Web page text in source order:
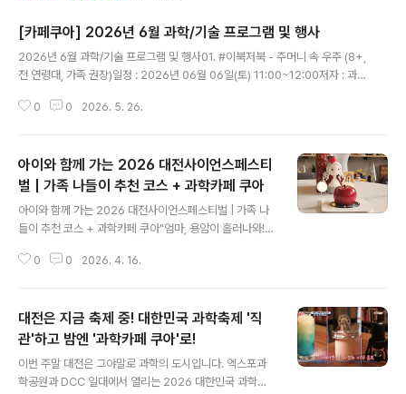
[카페쿠아] 2026년 6월 과학/기술 프로그램 및 행사
2026년 6월 과학/기술 프로그램 및 행사01. #이북저북 - 주머니 속 우주 (8+,
전 연령대, 가족 권장)일정 : 2026년 06월 06일(토) 11:00~12:00저자 : 과
기를 그림으로 쉽고 재미있게 들려주는 천문학자의 이야기비용 : 1인당 1만원신
: 2026년 06월 06일(토) 19:00~20:30-강사 : 이정원 (사)AI프렌즈 이사-
내용 : AI는 무엇을 하는가? 뇌가 세계를 이해하는 방식으로 부터, AGI, 의식을
가진 AI?, ..
0 0 2026. 5. 26.
아이와 함께 가는 2026 대전사이언스페스티
벌 | 가족 나들이 추천 코스 + 과학카페 쿠아
아이와 함께 가는 2026 대전사이언스페스티벌 | 가족 나
들이 추천 코스 + 과학카페 쿠아"엄마, 용암이 흘러나와!"
말마다 반복되는 키즈카페 대신, 이번 4월에는 아이와 함
콘텐츠가 가득해 유아부터 초등 고학년까지 온 가족이 즐
길 수 있습니다. 축제 후에는 대전 신성동의 과학카페 쿠아
에서 케이크를 자르면 용암이 흘러나오는 마법 같은 디저
트까지 — 아이가 며칠 뒤에도 이야기할 특별한 하루를 만
0 0 2026. 4. 16.
대전은 지금 축제 중! 대한민국 과학축제 '직
관'하고 밤엔 '과학카페 쿠아'로!
이번 주말 대전은 그야말로 과학의 도시입니다. 엑스포과
학공원과 DCC 일대에서 열리는 2026 대한민국 과학축